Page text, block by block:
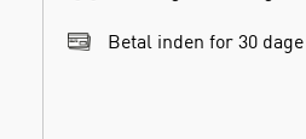
Betal inden for 30 dage